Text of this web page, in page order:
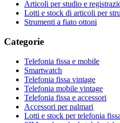
Articoli per studio e
Lotti e stock di articoli per
Strumenti a fiato ottoni
Categorie
Telefonia fissa e mobile
Smartwatch
Telefonia fissa vintage
Telefonia mobile vintage
Telefonia fissa e accessori
Accessori per palmari
Lotti e stock per telefonia